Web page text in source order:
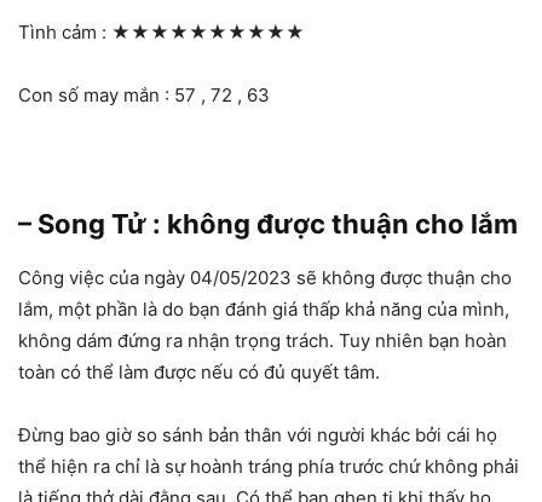
Tình cảm : ★★★★★★★★★★
Con số may mắn : 57 , 72 , 63
– Song Tử : không được thuận cho lắm
Công việc của ngày 04/05/2023 sẽ không được thuận cho
lắm, một phần là do bạn đánh giá thấp khả năng của mình,
không dám đứng ra nhận trọng trách. Tuy nhiên bạn hoàn
toàn có thể làm được nếu có đủ quyết tâm.
Đừng bao giờ so sánh bản thân với người khác bởi cái họ
thể hiện ra chỉ là sự hoành tráng phía trước chứ không phải